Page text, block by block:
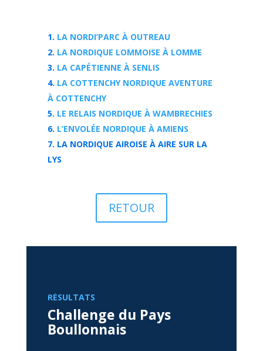
LA NORDI’PARC À OUTREAU
LA NORDIQUE LOMMOISE À LOMME
LA CAPÉTIENNE À SENLIS
LA COTTENCHY NORDIQUE AVENTURE
À COTTENCHY
LE RELAIS NORDIQUE À WAMBRECHIES
L’ENVOLÉE NORDIQUE À AMIENS
LA NORDIQUE AIROISE À AIRE SUR LA
LYS
RETOUR
RÉSULTATS
Challenge du Pays
Boullonnais